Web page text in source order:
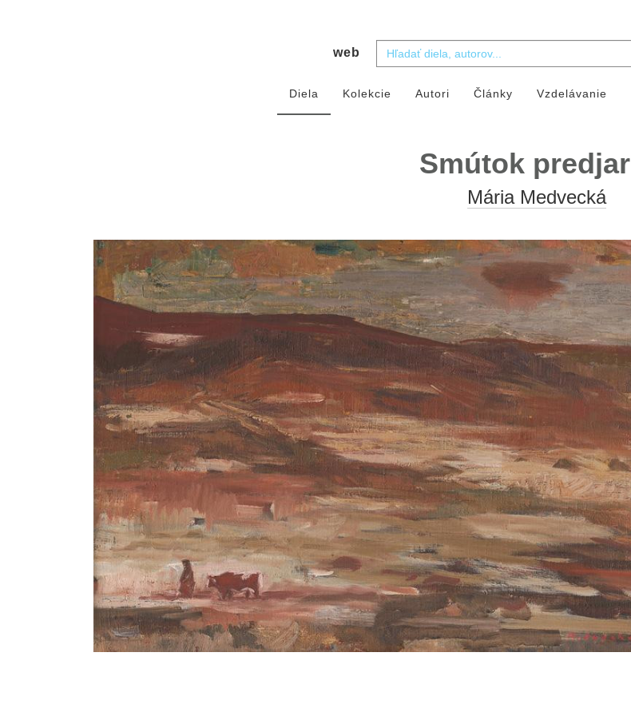
web
Diela Kolekcie Autori Články Vzdelávanie
Smútok
Mária Medvecká